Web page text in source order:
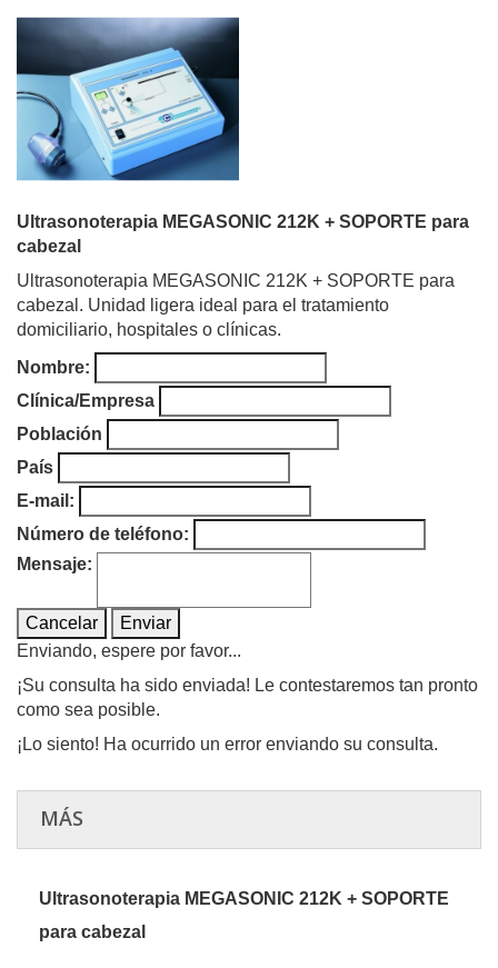
Ultrasonoterapia MEGASONIC 212K + SOPORTE para
cabezal
Ultrasonoterapia MEGASONIC 212K + SOPORTE para
cabezal. Unidad ligera ideal para el tratamiento
domiciliario, hospitales o clínicas.
Nombre:
Clínica/Empresa
Población
País
E-mail:
Número de teléfono:
Mensaje:
Cancelar
Enviar
Enviando, espere por favor...
¡Su consulta ha sido enviada! Le contestaremos tan pronto
como sea posible.
¡Lo siento! Ha ocurrido un error enviando su consulta.
MÁS
Ultrasonoterapia MEGASONIC 212K + SOPORTE
para cabezal